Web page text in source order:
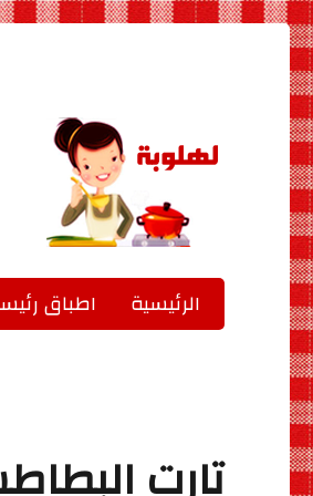
لهلوبة
الرئيسية اطباق